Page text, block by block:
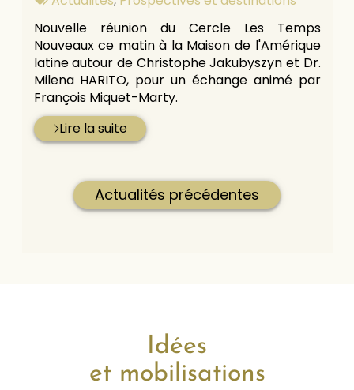
Nouvelle réunion du Cercle Les Temps
Nouveaux ce matin à la Maison de l'Amérique
latine autour de Christophe Jakubyszyn et Dr.
Milena HARITO, pour un échange animé par
François Miquet-Marty.
Lire la suite
Actualités précédentes
Idées
et mobilisations